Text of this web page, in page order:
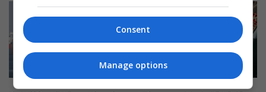
Consent
Manage options